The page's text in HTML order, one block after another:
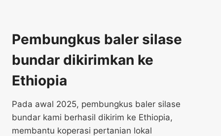
Pembungkus baler silase
bundar dikirimkan ke
Ethiopia
Pada awal 2025, pembungkus baler silase
bundar kami berhasil dikirim ke Ethiopia,
membantu koperasi pertanian lokal